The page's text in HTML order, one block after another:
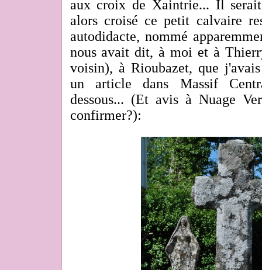
aux croix de Xaintrie... Il
alors croisé ce petit calvaire
autodidacte, nommé
nous avait dit, à moi et à
voisin), à Rioubazet, que
un article dans Massif
dessous... (Et avis à Nuage
confirmer?):